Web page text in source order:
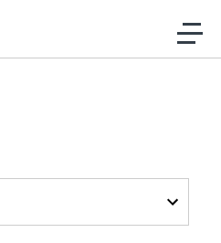
al contenido
Usach